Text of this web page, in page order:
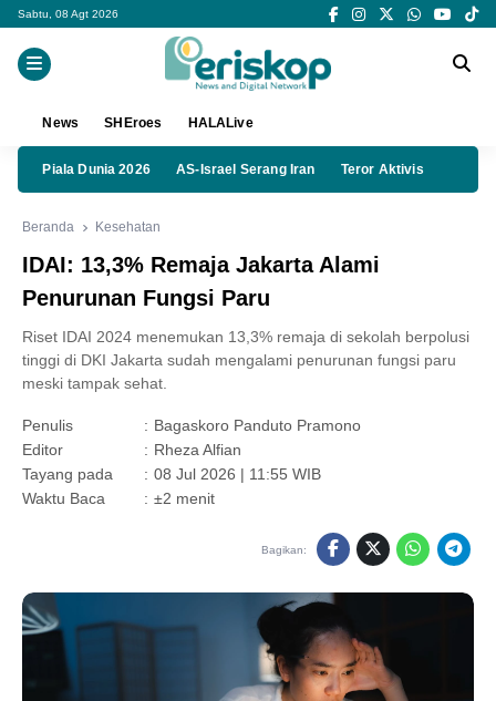
Sabtu, 08 Agt 2026
News SHEroes HALALive
Piala Dunia 2026 AS-Israel Serang Iran Teror Aktivis
Beranda Kesehatan
IDAI: 13,3% Remaja Jakarta Alami
Penurunan Fungsi Paru
Riset IDAI 2024 menemukan 13,3% remaja di sekolah berpolusi
tinggi di DKI Jakarta sudah mengalami penurunan fungsi paru
meski tampak sehat.
Penulis : Bagaskoro Panduto Pramono
Editor
: Rheza Alfian
Tayang pada
: 08 Jul 2026 | 11:55 WIB
Waktu Baca
: ±2 menit
Bagikan: